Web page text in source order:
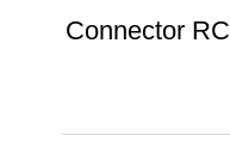
Connector